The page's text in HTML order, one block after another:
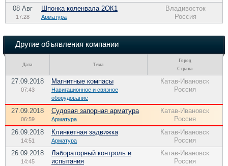
08 Авг
17:28
Шпонка коленвала 2ОК1
Арматура
Владивосток
Россия
Другие объявления компании
Дата Тема
Город
Страна
27.09.2018
07:43
Магнитные компасы
Навигационное и связное
оборудование
Катав-Ивановск
Россия
27.09.2018
06:59
Судовая запорная арматура
Арматура
Катав-Ивановск
Россия
26.09.2018
14:51
Клинкетная задвижка
Арматура
Катав-Ивановск
Россия
26.09.2018
14:45
Лабораторный контроль и
испытания
Катав-Ивановск
Россия